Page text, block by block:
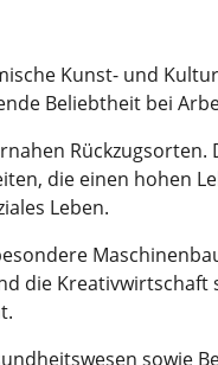
Kunst- und
Beliebtheit bei
die einen hohen
Leben.
die
sowie